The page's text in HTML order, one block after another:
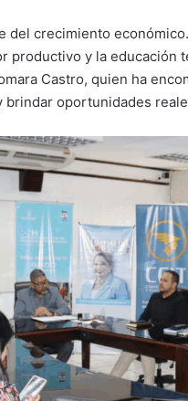
del crecimiento
productivo y la educación
Castro, quien ha
oportunidades